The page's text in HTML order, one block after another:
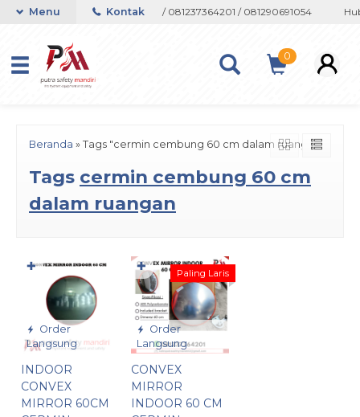
atau Whatsapp 082133767508 / 081237364201 / 081290691054
Menu Kontak
0
Beranda » Tags "cermin cembung 60 cm dalam ruangan"
Tags cermin cembung 60 cm
dalam ruangan
Order
Langsung
INDOOR
CONVEX
MIRROR 60CM
✚
Order
Langsung
Paling Laris
CONVEX
MIRROR
INDOOR 60 CM
✚